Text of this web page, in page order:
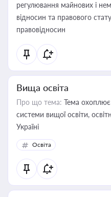
регулювання майнових і
відносин та правового
правовідносин
Вища освіта
Про що тема: Тема
системи вищої освіти,
Україні
Освіта